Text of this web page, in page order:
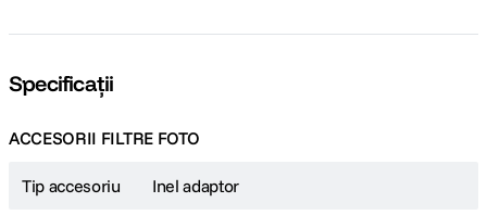
Specificații
ACCESORII FILTRE FOTO
Tip accesoriu Inel adaptor